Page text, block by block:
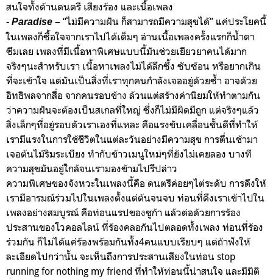
สนใจทั้งด้านดนตรี เสียงร้อง และเนื้อเพลง
- Paradise – “ไม่มีความฝัน ก็สามารถมีความสุขได้” แค่ประโยคนี้
ในเพลงก็ซื้อใจจากเราไปได้เต็มๆ อ่านเนื้อเพลงครั้งแรกก็น้ำตา
ซึมเลย เพลงที่มีเนื้อหาพิเศษแบบนี้มันช่วยเยียวยาคนได้มาก
จริงๆนะสำหรับเรา เนื้อหาเพลงไม่ได้ลึกซึ้ง ซับซ้อน หรือยากเกิน
ที่จะเข้าใจ แต่มันเป็นสิ่งที่เราทุกคนกำลังเจออยู่ด้วยซ้ำ อาจด้วย
อิทธิพลจากสื่อ จากคนรอบข้าง ล้วนแต่สร้างค่านิยมให้ทำตามกัน
ว่าความฝันจะต้องเป็นสเกลที่ใหญ่ ซึ่งก็ไม่มีผิดมีถูก แต่จริงๆแล้ว
สิ่งเล็กๆที่อยู่รอบตัวเราเองที่แหละ คือแรงขับเคลื่อนชั้นดีที่ทำให้
เรามีแรงในการใช้ชีวิตในแต่ละวันอย่างมีความสุข การตื่นเช้ามา
เจอต้นไม้ริมระเบียง ทำกับข้าวเมนูใหม่ๆที่ยังไม่เคยลอง บางที
ความสุขมันอยู่ใกล้จนเรามองข้ามไปรึปล่าว
ความพิเศษของจังหวะในเพลงนี้คือ ดนตรีค่อยๆไต่ระดับ การดึงให้
เรามีอารมณ์ร่วมไปในเพลงตั้งแต่ต้นจนจบ ท่อนที่ดึงเราเข้าไปใน
เพลงอย่างสมบูรณ์ คือท่อนแรปของชูก้า แล้วต่อด้วยการร้อง
ประสานของโวคอลไลน์ ที่ร้องคลอกันไปตลอดทั้งเพลง ท่อนที่ร้อง
ร่วมกัน ก็ไม่ได้แค่ร้องพร้อมกันทั้ง4คนแบบเรียบๆ แต่ถ้าฟังให้
ละเอียดไปกว่านั้น จะเห็นถึงการประสานเสียงในท่อน stop
running for nothing my friend ที่ทำให้ท่อนนี้น่าสนใจ และมีมิติ